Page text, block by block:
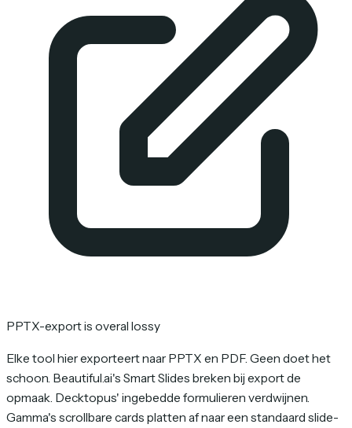
PPTX-export is overal lossy
Elke tool hier exporteert naar PPTX en PDF. Geen doet het
schoon. Beautiful.ai's Smart Slides breken bij export de
opmaak. Decktopus' ingebedde formulieren verdwijnen.
Gamma's scrollbare cards platten af naar een standaard slide-